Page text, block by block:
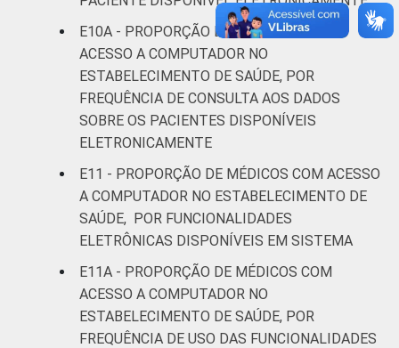
E10A - PROPORÇÃO DE MÉDICOS COM
ACESSO A COMPUTADOR NO
ESTABELECIMENTO DE SAÚDE, POR
FREQUÊNCIA DE CONSULTA AOS DADOS
SOBRE OS PACIENTES DISPONÍVEIS
ELETRONICAMENTE
E11 - PROPORÇÃO DE MÉDICOS COM ACESSO
A COMPUTADOR NO ESTABELECIMENTO DE
SAÚDE, POR FUNCIONALIDADES
ELETRÔNICAS DISPONÍVEIS EM SISTEMA
E11A - PROPORÇÃO DE MÉDICOS COM
ACESSO A COMPUTADOR NO
ESTABELECIMENTO DE SAÚDE, POR
FREQUÊNCIA DE USO DAS FUNCIONALIDADES